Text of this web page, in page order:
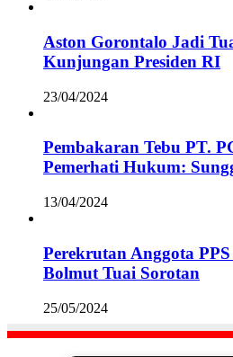
Aston Gorontalo Jadi
Kunjungan Presiden RI
23/04/2024
Pembakaran Tebu PT.
Pemerhati Hukum:
13/04/2024
Perekrutan Anggota
Bolmut Tuai Sorotan
25/05/2024